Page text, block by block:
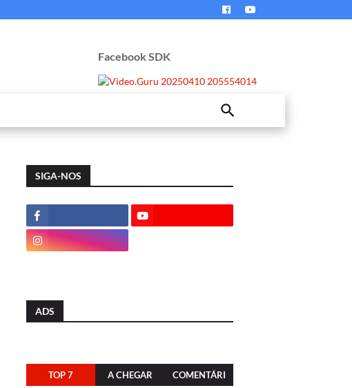
Facebook SDK
SIGA-NOS
ADS
TOP 7 A CHEGAR COMENTÁRI